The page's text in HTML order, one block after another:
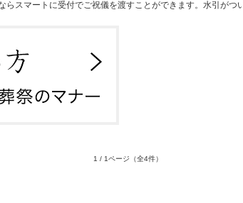
スマートに受付でご祝儀を渡すことができます。水引がつ
1 / 1ページ （全4件）